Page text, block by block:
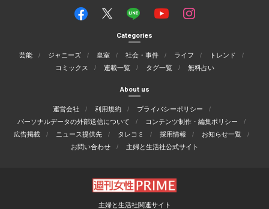
Categories
芸能 ジャニーズ 皇室 社会・事件 ライフ
トレンド
コミックス
連載一覧 タグ一覧 無料占い
About us
運営会社 利用規約
プライバシーポリシー
パーソナルデータの外部送信について
コンテンツ制作・編集ポリシー
広告掲載
ニュース提供先 タレコミ 採用情報
お知らせ一覧
お問い合わせ
主婦と生活社公式サイト
主婦と生活社関連サイト